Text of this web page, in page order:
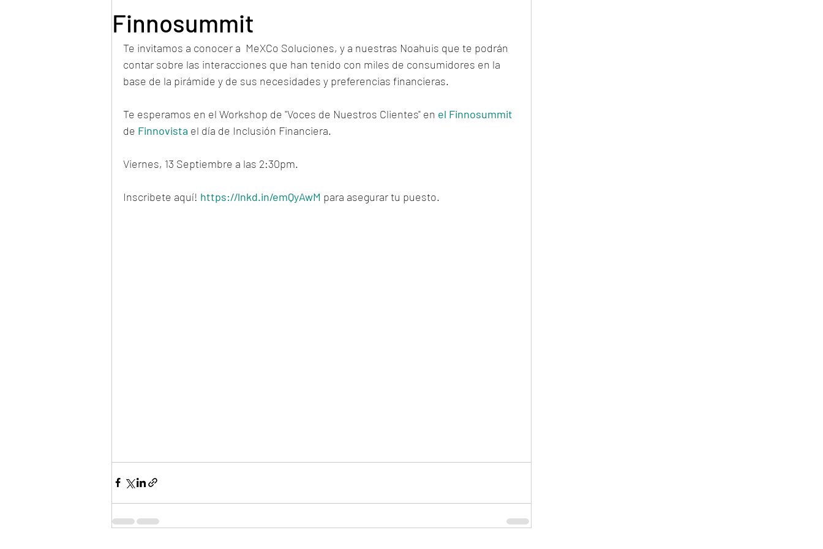
Finnosummit
Te invitamos a conocer a  MeXCo Soluciones, y a nuestras Noahuis que te podrán
contar sobre las interacciones que han tenido con miles de consumidores en la
base de la pirámide y de sus necesidades y preferencias financieras.
Te esperamos en el Workshop de "Voces de Nuestros Clientes" en el Finnosummit
de Finnovista el día de Inclusión Financiera.
Viernes, 13 Septiembre a las 2:30pm.
Inscribete aquí! https://lnkd.in/emQyAwM para asegurar tu puesto.